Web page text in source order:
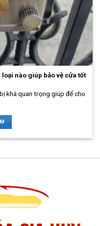
nào giúp bảo vệ cửa tốt
khá quan trọng giúp để cho